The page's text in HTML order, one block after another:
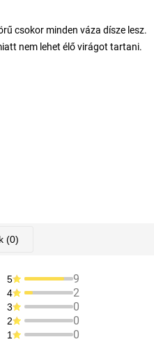
csokor minden váza dísze lesz.
nem lehet élő virágot tartani.
(0)
5 9
4 2
3 0
2 0
1 0